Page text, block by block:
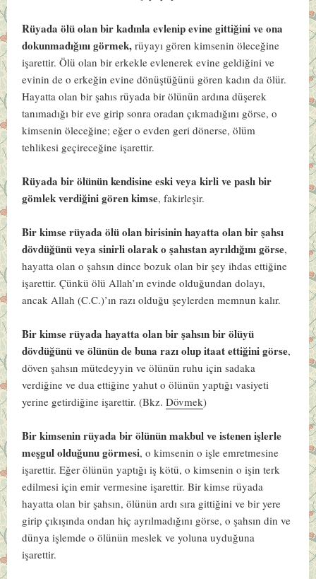
Rüyada ölü olan bir kadınla evlenip evine gittiğini ve ona
dokunmadığını görmek, rüyayı gören kimsenin öleceğine
işarettir. Ölü olan bir erkekle evlenerek evine geldiğini ve
evinin de o erkeğin evine dönüştüğünü gören kadın da ölür.
Hayatta olan bir şahıs rüyada bir ölünün ardına düşerek
tanımadığı bir eve girip sonra oradan çıkmadığını görse, o
kimsenin öleceğine; eğer o evden geri dönerse, ölüm
tehlikesi geçireceğine işarettir.
Rüyada bir ölünün kendisine eski veya kirli ve paslı bir
gömlek verdiğini gören kimse, fakirleşir.
Bir kimse rüyada ölü olan birisinin hayatta olan bir şahsı
dövdüğünü veya sinirli olarak o şahıstan ayrıldığını görse,
hayatta olan o şahsın dince bozuk olan bir şey ihdas ettiğine
işarettir. Çünkü ölü Allah’ın evinde olduğundan dolayı,
ancak Allah (C.C.)’ın razı olduğu şeylerden memnun kalır.
Bir kimse rüyada hayatta olan bir şahsın bir ölüyü
dövdüğünü ve ölünün de buna razı olup itaat ettiğini görse,
döven şahsın mütedeyyin ve ölünün ruhu için sadaka
verdiğine ve dua ettiğine yahut o ölünün yaptığı vasiyeti
yerine getirdiğine işarettir. (Bkz.Dövmek)
Bir kimsenin rüyada bir ölünün makbul ve istenen işlerle
meşgul olduğunu görmesi, o kimsenin o işle emretmesine
işarettir. Eğer ölünün yaptığı iş kötü, o kimsenin o işin terk
edilmesi için emir vermesine işarettir. Bir kimse rüyada
hayatta olan bir şahsın, ölünün ardı sıra gittiğini ve bir yere
girip çıkışında ondan hiç ayrılmadığını görse, o şahsın din ve
dünya işlemde o ölünün meslek ve yoluna uyduğuna
işarettir.